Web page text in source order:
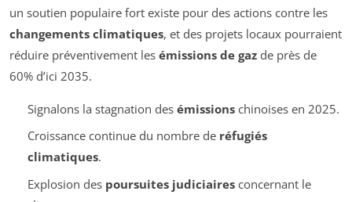
un soutien populaire fort existe pour des actions contre les
changements climatiques, et des projets locaux pourraient
réduire préventivement les émissions de gaz de près de
60% d’ici 2035.
Signalons la stagnation des émissionschinoises en 2025.
Croissance continue du nombre de réfugiés
climatiques.
Explosion des poursuites judiciairesconcernant le